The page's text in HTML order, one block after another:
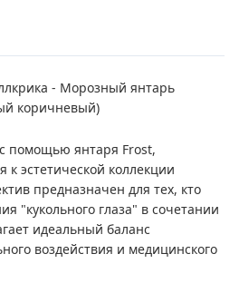
- Морозный янтарь
коричневый)
помощью янтаря Frost,
к эстетической коллекции
предназначен для тех, кто
"кукольного глаза" в сочетании
идеальный баланс
воздействия и медицинского